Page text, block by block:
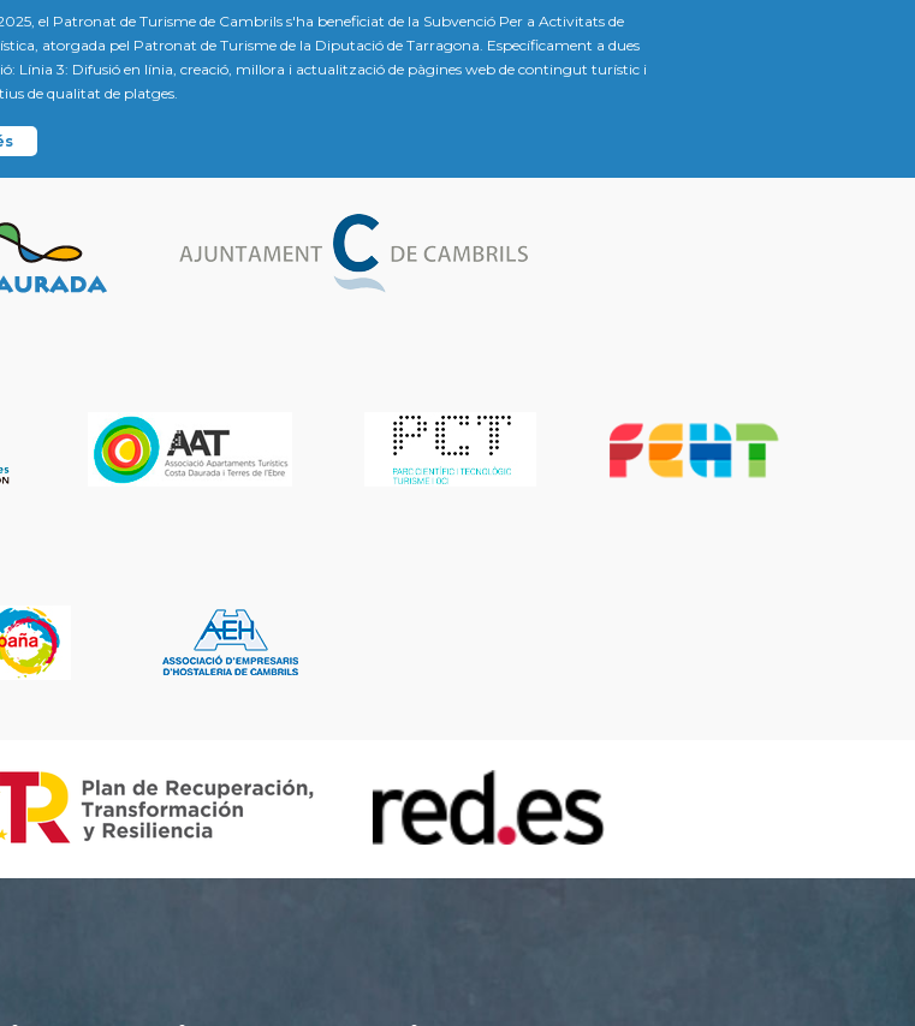
el Patronat de Turisme de Cambrils s'ha beneficiat de la Subvenció Per a Activitats de
atorgada pel Patronat de Turisme de la Diputació de Tarragona. Específicament a dues
Línia 3: Difusió en línia, creació, millora i actualització de pàgines web de contingut turístic i
de qualitat de platges.